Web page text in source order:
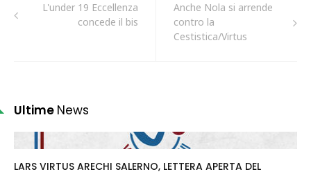
L'under 19 Eccellenza
concede il bis
Anche Nola si arrende
contro la
Cestistica/Virtus
Ultime News
LARS VIRTUS ARECHI SALERNO, LETTERA APERTA DEL